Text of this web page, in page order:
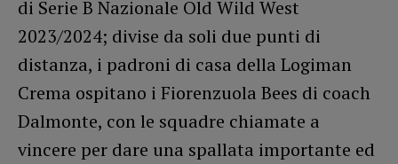
di Serie B Nazionale Old Wild West
2023/2024; divise da soli due punti di
distanza, i padroni di casa della Logiman
Crema ospitano i Fiorenzuola Bees di coach
Dalmonte, con le squadre chiamate a
vincere per dare una spallata importante ed